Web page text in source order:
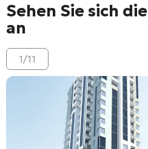
Sehen Sie sich
an
1/11